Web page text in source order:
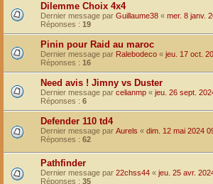
Dilemme Choix 4x4
Dernier message par Guillaume38 « mer. 8 janv.
Réponses : 19
Pinin pour Raid au maroc
Dernier message par Ralebodeco « jeu. 17 oct.
Réponses : 16
Need avis ! Jimny vs Duster
Dernier message par celianmp « jeu. 26 sept.
Réponses : 6
Defender 110 td4
Dernier message par Aurels « dim. 12 mai 2024
Réponses : 62
Pathfinder
Dernier message par 22chss44 « jeu. 25 avr.
Réponses : 35